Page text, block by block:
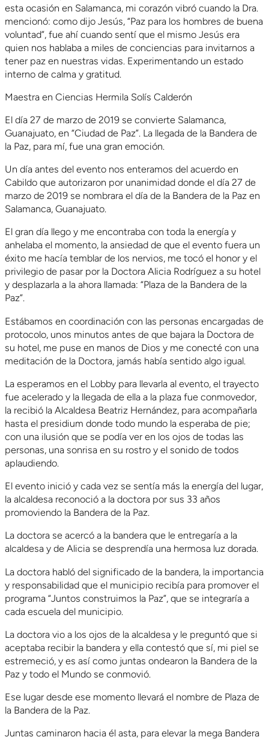
esta ocasión en Salamanca, mi corazón vibró cuando la Dra.
mencionó: como dijo Jesús, “Paz para los hombres de buena
voluntad”, fue ahí cuando sentí que el mismo Jesús era
quien nos hablaba a miles de conciencias para invitarnos a
tener paz en nuestras vidas. Experimentando un estado
interno de calma y gratitud.
Maestra en Ciencias Hermila Solís Calderón
El día 27 de marzo de 2019 se convierte Salamanca,
Guanajuato, en “Ciudad de Paz”. La llegada de la Bandera de
la Paz, para mí, fue una gran emoción.
Un día antes del evento nos enteramos del acuerdo en
Cabildo que autorizaron por unanimidad donde el día 27 de
marzo de 2019 se nombrara el día de la Bandera de la Paz en
Salamanca, Guanajuato.
El gran día llego y me encontraba con toda la energía y
anhelaba el momento, la ansiedad de que el evento fuera un
éxito me hacía temblar de los nervios, me tocó el honor y el
privilegio de pasar por la Doctora Alicia Rodríguez a su hotel
y desplazarla a la ahora llamada: “Plaza de la Bandera de la
Paz”.
Estábamos en coordinación con las personas encargadas de
protocolo, unos minutos antes de que bajara la Doctora de
su hotel, me puse en manos de Dios y me conecté con una
meditación de la Doctora, jamás había sentido algo igual.
La esperamos en el Lobby para llevarla al evento, el trayecto
fue acelerado y la llegada de ella a la plaza fue conmovedor,
la recibió la Alcaldesa Beatriz Hernández, para acompañarla
hasta el presidium donde todo mundo la esperaba de pie;
con una ilusión que se podía ver en los ojos de todas las
personas, una sonrisa en su rostro y el sonido de todos
aplaudiendo.
El evento inició y cada vez se sentía más la energía del lugar,
la alcaldesa reconoció a la doctora por sus 33 años
promoviendo la Bandera de la Paz.
La doctora se acercó a la bandera que le entregaría a la
alcaldesa y de Alicia se desprendía una hermosa luz dorada.
La doctora habló del significado de la bandera, la importancia
y responsabilidad que el municipio recibía para promover el
programa “Juntos construimos la Paz”, que se integraría a
cada escuela del municipio.
La doctora vio a los ojos de la alcaldesa y le preguntó que si
aceptaba recibir la bandera y ella contestó que sí, mi piel se
estremeció, y es así como juntas ondearon la Bandera de la
Paz y todo el Mundo se conmovió.
Ese lugar desde ese momento llevará el nombre de Plaza de
la Bandera de la Paz.
Juntas caminaron hacia él asta, para elevar la mega Bandera